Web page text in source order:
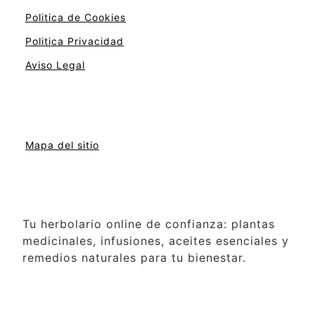
Politica de Cookies
Politica Privacidad
Aviso Legal
Mapa del sitio
Tu herbolario online de confianza: plantas
medicinales, infusiones, aceites esenciales y
remedios naturales para tu bienestar.